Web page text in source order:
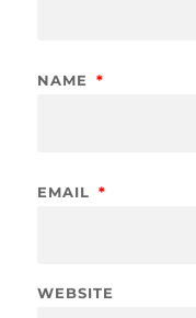
NAME *
EMAIL *
WEBSITE